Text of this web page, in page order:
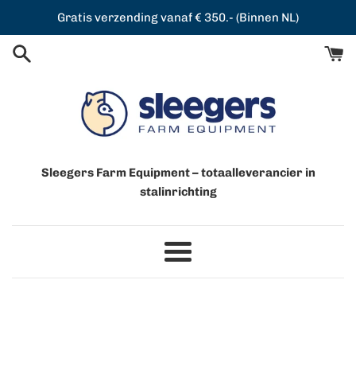
de
content
Gratis verzending vanaf € 350.- (Binnen NL)
Sleegers Farm Equipment – totaalleverancier in
stalinrichting
Menu